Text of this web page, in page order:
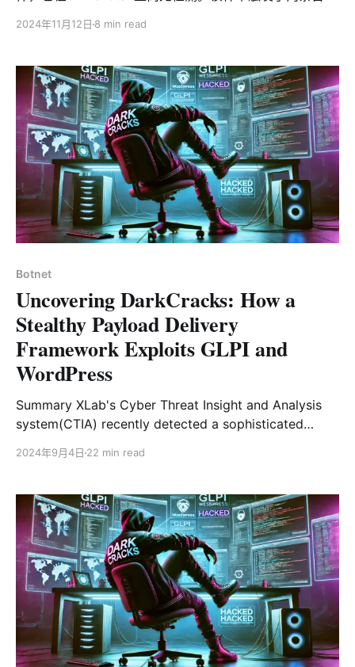
经过分析，我们确认这是一个专门针对 Red Hat
种。 Melofee 是一个用 C++ 编写的后门木马，支持信息
收集、进程管理、文件操作和 SHELL 等功能，最早于
2023 年 3 月被 ExaTrack 披露，据信隶属于 APT 组织
2024年11月12日 8 min read
Botnet
Uncovering DarkCracks: How a
Stealthy Payload Delivery
Framework Exploits GLPI and
WordPress
Summary XLab's Cyber Threat Insight and Analysis
system(CTIA) recently detected a sophisticated
which we have named DarkCracks. This framework is
VirusTotal, high persistence, stealth, and a well-
designed upgrade mechanism, leveraging high-
performance, stable online infrastructure
2024年9月4日 22 min read